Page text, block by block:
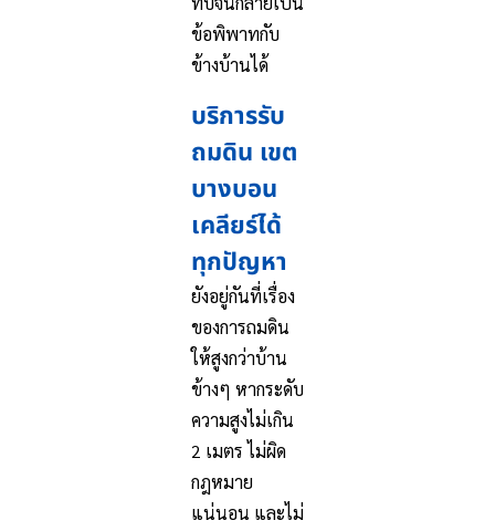
ข้อพิพาทกับ
ข้างบ้านได้
บริการรับ
ถมดิน เขต
บางบอน
เคลียร์ได้
ทุกปัญหา
ยังอยู่กันที่เรื่อง
ของการถมดิน
ให้สูงกว่าบ้าน
ข้างๆ หากระดับ
ความสูงไม่เกิน
2 เมตร ไม่ผิด
กฎหมาย
แน่นอน และไม่